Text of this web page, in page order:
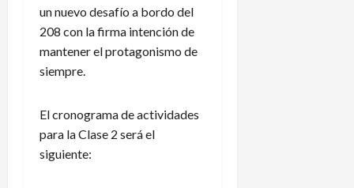
un nuevo desafío a bordo del
208 con la firma intención de
mantener el protagonismo de
siempre.
El cronograma de actividades
para la Clase 2 será el
siguiente: